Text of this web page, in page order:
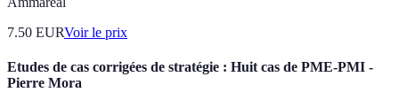
7.50 EURVoir le prix
Etudes de cas corrigées de stratégie : Huit cas de PME-PMI -
Pierre Mora